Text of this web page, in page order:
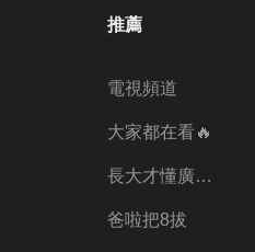
推薦
電視頻道
大家都在看🔥
長大才懂廣志的偉大
爸啦把8拔